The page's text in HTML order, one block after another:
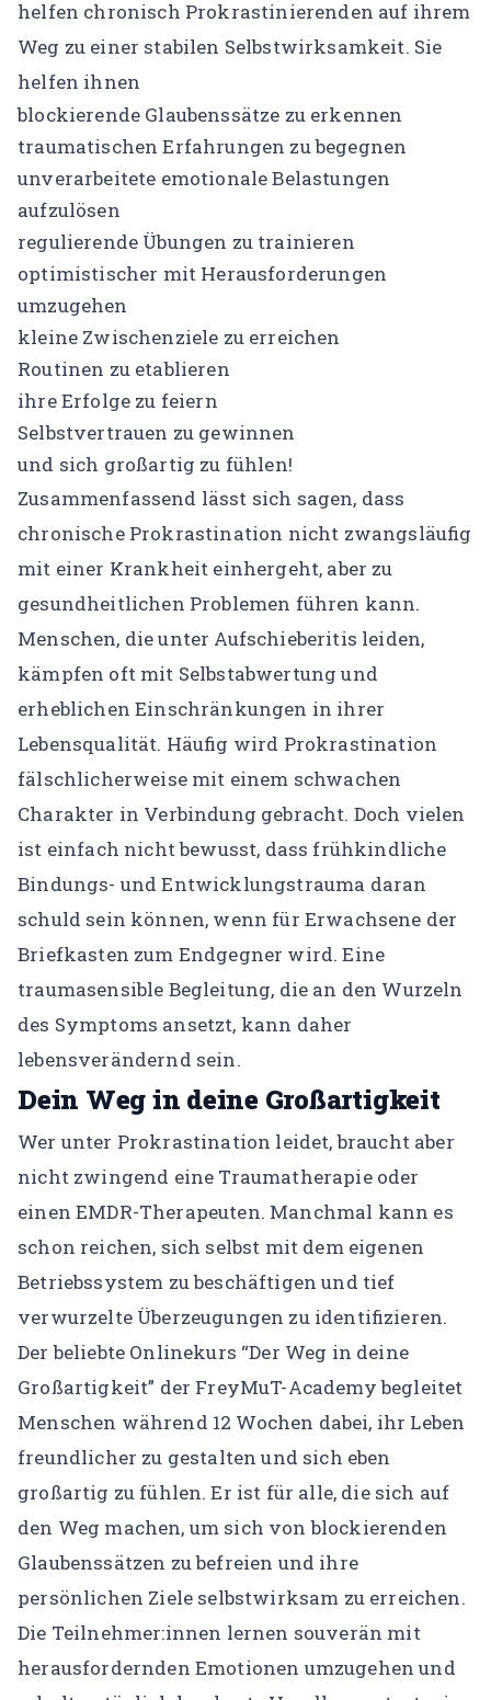
helfen chronisch Prokrastinierenden auf ihrem
Weg zu einer stabilen Selbstwirksamkeit. Sie
helfen ihnen
blockierende Glaubenssätze zu erkennen
traumatischen Erfahrungen zu begegnen
unverarbeitete emotionale Belastungen
aufzulösen
regulierende Übungen zu trainieren
optimistischer mit Herausforderungen
umzugehen
kleine Zwischenziele zu erreichen
Routinen zu etablieren
ihre Erfolge zu feiern
Selbstvertrauen zu gewinnen
und sich großartig zu fühlen!
Zusammenfassend lässt sich sagen, dass
chronische Prokrastination nicht zwangsläufig
mit einer Krankheit einhergeht, aber zu
gesundheitlichen Problemen führen kann.
Menschen, die unter Aufschieberitis leiden,
kämpfen oft mit Selbstabwertung und
erheblichen Einschränkungen in ihrer
Lebensqualität. Häufig wird Prokrastination
fälschlicherweise mit einem schwachen
Charakter in Verbindung gebracht. Doch vielen
ist einfach nicht bewusst, dass frühkindliche
Bindungs- und Entwicklungstrauma daran
schuld sein können, wenn für Erwachsene der
Briefkasten zum Endgegner wird. Eine
traumasensible Begleitung, die an den Wurzeln
des Symptoms ansetzt, kann daher
lebensverändernd sein.
Dein Weg in deine Großartigkeit
Wer unter Prokrastination leidet, braucht aber
nicht zwingend eine Traumatherapie oder
einen EMDR-Therapeuten. Manchmal kann es
schon reichen, sich selbst mit dem eigenen
Betriebssystem zu beschäftigen und tief
verwurzelte Überzeugungen zu identifizieren.
Der beliebte Onlinekurs “Der Weg in deine
Großartigkeit” der FreyMuT-Academy begleitet
Menschen während 12 Wochen dabei, ihr Leben
freundlicher zu gestalten und sich eben
großartig zu fühlen. Er ist für alle, die sich auf
den Weg machen, um sich von blockierenden
Glaubenssätzen zu befreien und ihre
persönlichen Ziele selbstwirksam zu erreichen.
Die Teilnehmer:innen lernen souverän mit
herausfordernden Emotionen umzugehen und